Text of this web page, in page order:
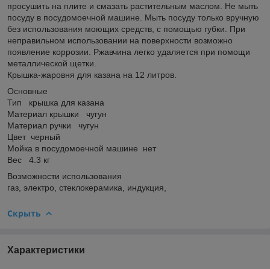
просушить на плите и смазать растительным маслом. Не мыть
посуду в посудомоечной машине. Мыть посуду только вручную
без использования моющих средств, с помощью губки. При
неправильном использовании на поверхности возможно
появление коррозии. Ржавчина легко удаляется при помощи
металлической щетки.
Крышка-жаровня для казана на 12 литров.
Основные
Тип крышка для казана
Материал крышки чугун
Материал ручки чугун
Цвет черный
Мойка в посудомоечной машине нет
Вес 4.3 кг
Возможности использования
газ, электро, стеклокерамика, индукция,
Скрыть
Характеристики